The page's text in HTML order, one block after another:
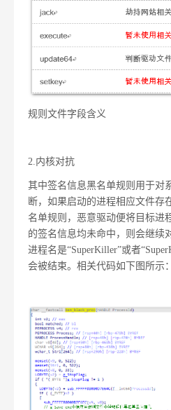
规则文件字段含义
2. 内核对抗
其中签名信息黑名单规则用于对
断，如果启动的进程相应文件存
名单规则，恶意驱动便将目标进
的签名信息均未命中，则会继续
进程名是“SuperKiller”或者
会被结束。相关代码如下图所示：